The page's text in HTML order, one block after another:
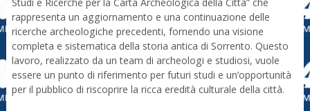
rappresenta un aggiornamento e una continuazione delle
ricerche archeologiche precedenti, fornendo una visione
completa e sistematica della storia antica di Sorrento. Questo
lavoro, realizzato da un team di archeologi e studiosi, vuole
essere un punto di riferimento per futuri studi e un’opportunità
per il pubblico di riscoprire la ricca eredità culturale della città.